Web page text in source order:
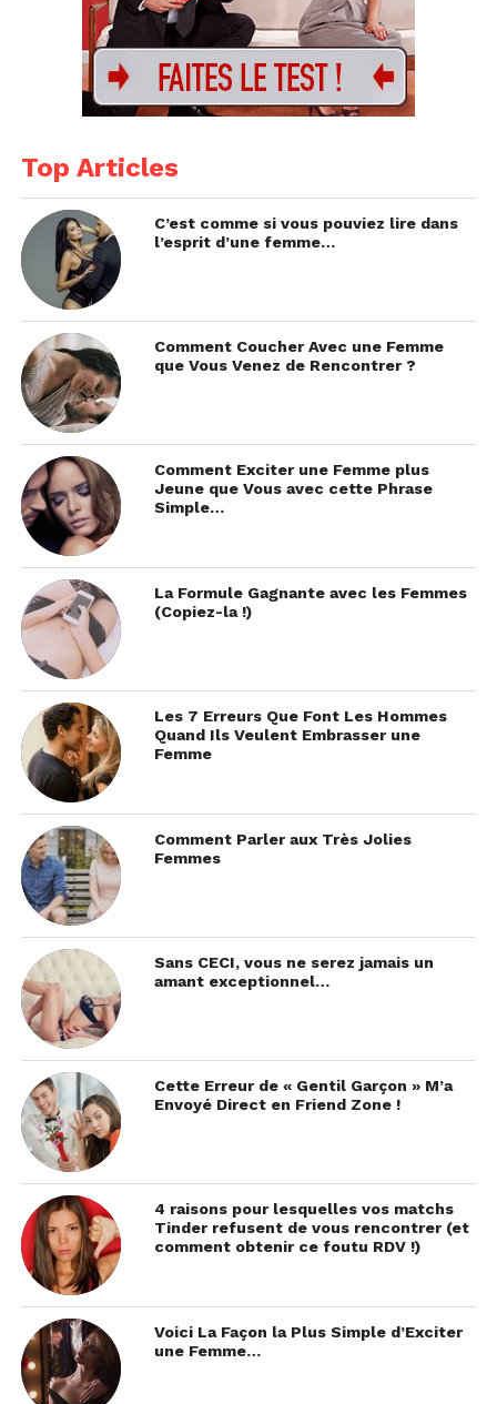
Top Articles
C’est comme si vous pouviez lire dans
l’esprit d’une femme…
Comment Coucher Avec une Femme
que Vous Venez de Rencontrer ?
Comment Exciter une Femme plus
Jeune que Vous avec cette Phrase
Simple…
La Formule Gagnante avec les Femmes
(Copiez-la !)
Les 7 Erreurs Que Font Les Hommes
Quand Ils Veulent Embrasser une
Femme
Comment Parler aux Très Jolies
Femmes
Sans CECI, vous ne serez jamais un
amant exceptionnel…
Cette Erreur de « Gentil Garçon » M’a
Envoyé Direct en Friend Zone !
4 raisons pour lesquelles vos matchs
Tinder refusent de vous rencontrer (et
comment obtenir ce foutu RDV !)
Voici La Façon la Plus Simple d’Exciter
une Femme…